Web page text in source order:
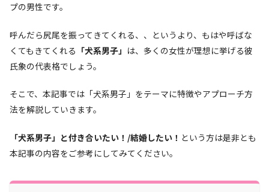
プの男性です。
呼んだら尻尾を振ってきてくれる、、というより、もはや呼ばな
くてもきてくれる 「犬系男子」 は、多くの女性が理想に挙げる彼
氏象の代表格でしょう。
そこで、本記事では「犬系男子」をテーマに特徴やアプローチ方
法を解説していきます。
「犬系男子」と付き合いたい！/結婚したい！ という方は是非とも
本記事の内容をご参考にしてみてください。